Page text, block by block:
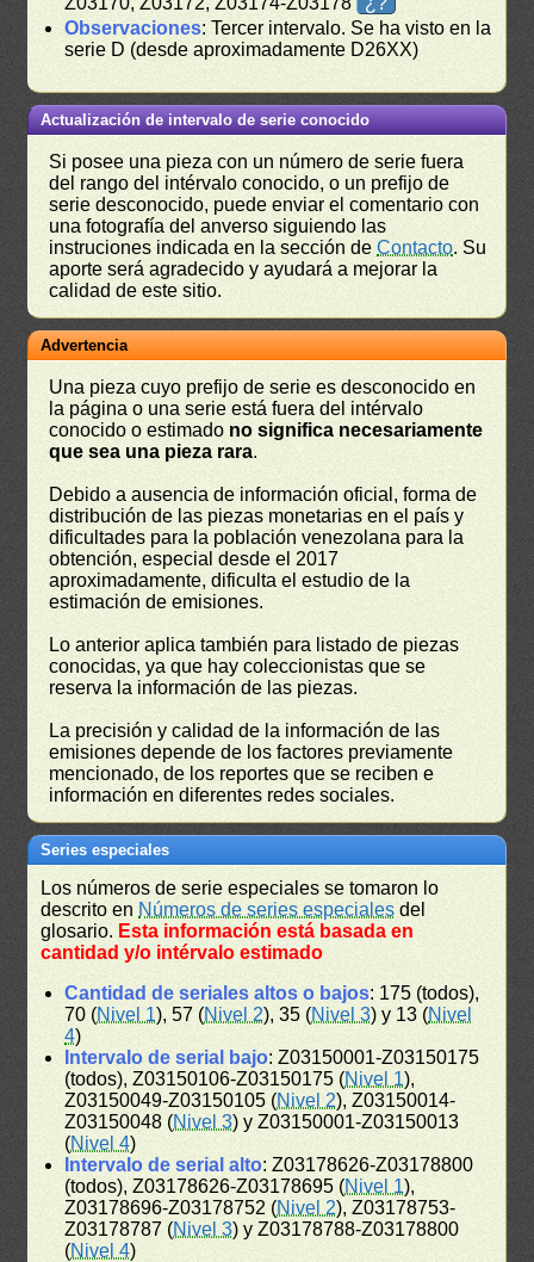
Observaciones: Tercer intervalo. Se ha visto en la
serie D (desde aproximadamente D26XX)
Actualización de intervalo de serie conocido
Si posee una pieza con un número de serie fuera
del rango del intérvalo conocido, o un prefijo de
serie desconocido, puede enviar el comentario con
una fotografía del anverso siguiendo las
instruciones indicada en la sección deContacto. Su
aporte será agradecido y ayudará a mejorar la
calidad de este sitio.
Advertencia
Una pieza cuyo prefijo de serie es desconocido en
la página o una serie está fuera del intérvalo
conocido o estimado no significa necesariamente
que sea una pieza rara.
Debido a ausencia de información oficial, forma de
distribución de las piezas monetarias en el país y
dificultades para la población venezolana para la
obtención, especial desde el 2017
aproximadamente, dificulta el estudio de la
estimación de emisiones.
Lo anterior aplica también para listado de piezas
conocidas, ya que hay coleccionistas que se
reserva la información de las piezas.
La precisión y calidad de la información de las
emisiones depende de los factores previamente
mencionado, de los reportes que se reciben e
información en diferentes redes sociales.
Series especiales
Los números de serie especiales se tomaron lo
descrito en Números de series especiales del
glosario. Esta información está basada en
cantidad y/o intérvalo estimado
Cantidad de seriales altos o bajos: 175 (todos),
70 (Nivel 1), 57 (Nivel 2), 35 (Nivel 3) y 13 (Nivel
4)
Intervalo de serial bajo: Z03150001-Z03150175
(todos), Z03150106-Z03150175 (Nivel 1),
Z03150049-Z03150105 (Nivel 2), Z03150014-
Z03150048 (Nivel 3) y Z03150001-Z03150013
(Nivel 4)
Intervalo de serial alto: Z03178626-Z03178800
(todos), Z03178626-Z03178695 (Nivel 1),
Z03178696-Z03178752 (Nivel 2), Z03178753-
Z03178787 (Nivel 3) y Z03178788-Z03178800
(Nivel 4)